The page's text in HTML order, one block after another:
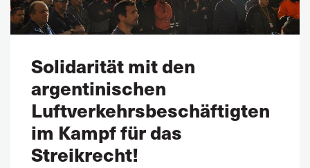
Solidarität mit den
argentinischen
Luftverkehrsbeschäftigten
im Kampf für das
Streikrecht!